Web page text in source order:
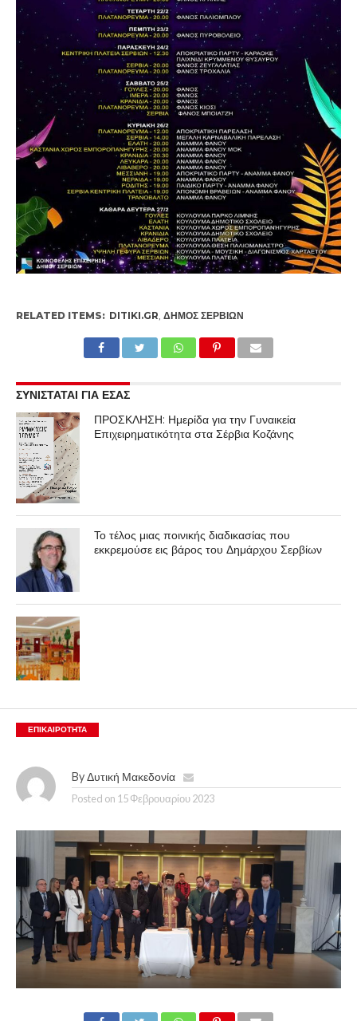
RELATED ITEMS: DITIKI.GR, ΔΉΜΟΣ ΣΕΡΒΊΩΝ
ΣΥΝΙΣΤΑΤΑΙ ΓΙΑ ΕΣΑΣ
ΠΡΟΣΚΛΗΣΗ: Ημερίδα για την Γυναικεία
Επιχειρηματικότητα στα Σέρβια Κοζάνης
Το τέλος μιας ποινικής διαδικασίας που
εκκρεμούσε εις βάρος του Δημάρχου Σερβίων
ΕΠΙΚΑΙΡΟΤΗΤΑ
By Δυτική Μακεδονία
Posted on 15 Φεβρουαρίου 2023